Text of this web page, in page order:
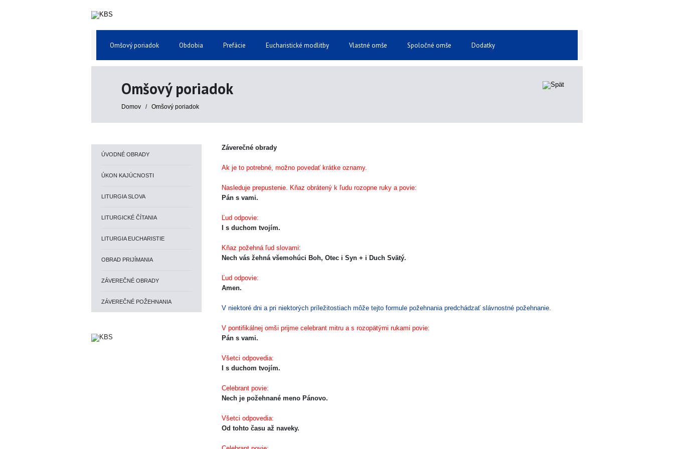
Omšový poriadok Obdobia Prefácie Eucharistické modlitby Vlastné omše Spoločné omše Dodatky
Omšový poriadok
Domov / Omšový poriadok
ÚVODNÉ OBRADY
ÚKON KAJÚCNOSTI
LITURGIA SLOVA
LITURGICKÉ ČÍTANIA
LITURGIA EUCHARISTIE
OBRAD PRIJÍMANIA
ZÁVEREČNÉ OBRADY
ZÁVEREČNÉ POŽEHNANIA
Záverečné obrady
Ak je to potrebné, možno povedať krátke oznamy.
Nasleduje prepustenie. Kňaz obrátený k ľudu rozopne ruky a povie:
Pán s vami.
Ľud odpovie:
I s duchom tvojím.
Kňaz požehná ľud slovami:
Nech vás žehná všemohúci Boh, Otec i Syn + i Duch Svätý.
Ľud odpovie:
Amen.
V niektoré dni a pri niektorých príležitostiach môže tejto formule požehnania predchádzať slávnostné požehnanie.
V pontifikálnej omši prijme celebrant mitru a s rozopätými rukami povie:
Pán s vami.
Všetci odpovedia:
I s duchom tvojím.
Celebrant povie:
Nech je požehnané meno Pánovo.
Všetci odpovedia:
Od tohto času až naveky.